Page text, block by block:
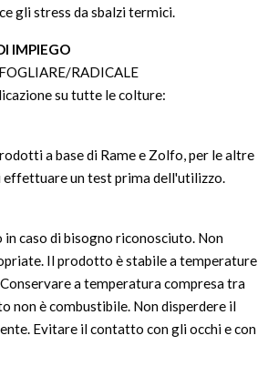
gli stress da sbalzi termici.
IMPIEGO
RADICALE
su tutte le colture:
a base di Rame e Zolfo, per le altre
effettuare un test prima dell'utilizzo.
caso di bisogno riconosciuto. Non
Il prodotto è stabile a temperature
a temperatura compresa tra
non è combustibile. Non disperdere il
Evitare il contatto con gli occhi e con